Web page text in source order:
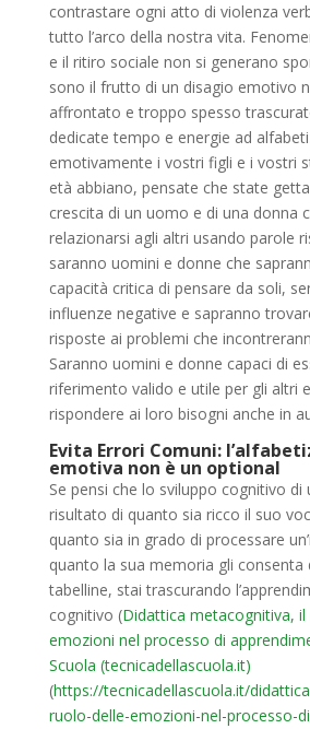
contrastare ogni atto di violenza
tutto l’arco della nostra vita.
e il ritiro sociale non si generano
sono il frutto di un disagio emotivo
affrontato e troppo spesso
dedicate tempo e energie ad
emotivamente i vostri figli e i vostri
età abbiano, pensate che state
crescita di un uomo e di una donna
relazionarsi agli altri usando parole
saranno uomini e donne che
capacità critica di pensare da soli,
influenze negative e sapranno
risposte ai problemi che
Saranno uomini e donne capaci di
riferimento valido e utile per gli altri
rispondere ai loro bisogni anche in
Evita Errori Comuni:
emotiva non è un optional
Se pensi che lo sviluppo cognitivo di
risultato di quanto sia ricco il suo
quanto sia in grado di processare
quanto la sua memoria gli consenta
tabelline, stai trascurando
cognitivo (Didattica metacognitiva, il
emozioni nel processo di
Scuola (tecnicadellascuola.it)
(https://tecnicadellascuola.it/
ruolo-delle-emozioni-nel-processo-